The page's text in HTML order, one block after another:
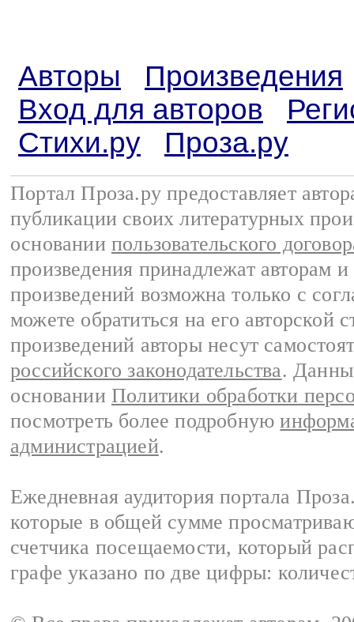
Авторы
Произведения
Вход для авторов
Стихи.ру
Проза.ру
Портал Проза.ру предоставляет
публикации своих литературных
основании пользовательского
произведения принадлежат авторам
произведений возможна только с
можете обратиться на его авторской
произведений авторы несут
российского законодательства.
основании Политики обработки
посмотреть более подробную
администрацией.
Ежедневная аудитория портала
которые в общей сумме
счетчика посещаемости, который
графе указано по две цифры: